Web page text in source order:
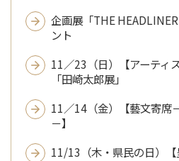
企画展「THE
ント
11／23（日）【アーティ
「田崎太郎展」
11／14（金）【藝文寄席
－】
11/13（木・県民の日）【